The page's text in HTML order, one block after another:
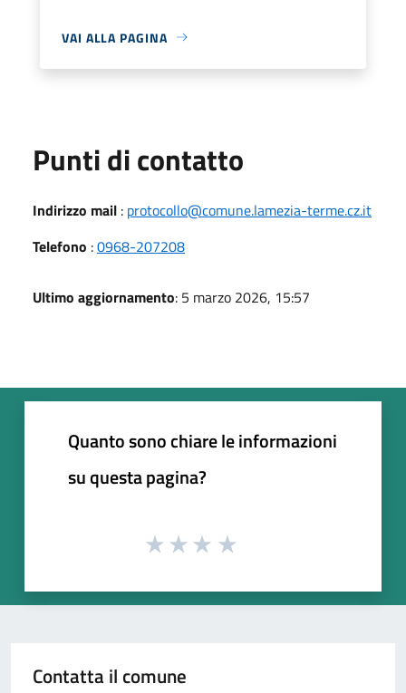
VAI ALLA PAGINA
Punti di contatto
Indirizzo mail : protocollo@comune.lamezia-terme.cz.it
Telefono :0968-207208
Ultimo aggiornamento: 5 marzo 2026, 15:57
Quanto sono chiare le informazioni
su questa pagina?
Contatta il comune